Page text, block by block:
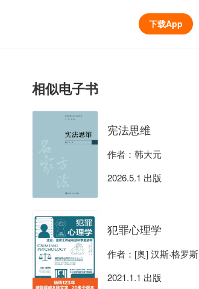
下载App
相似电子书
宪法思维
作者：韩大元
2026.5.1 出版
犯罪心理学
作者：[奥] 汉斯·格罗斯
2021.1.1 出版